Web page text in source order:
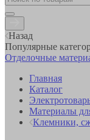
Назад
Популярные
Отделочные
Главная
Каталог
Материалы
Клемники,